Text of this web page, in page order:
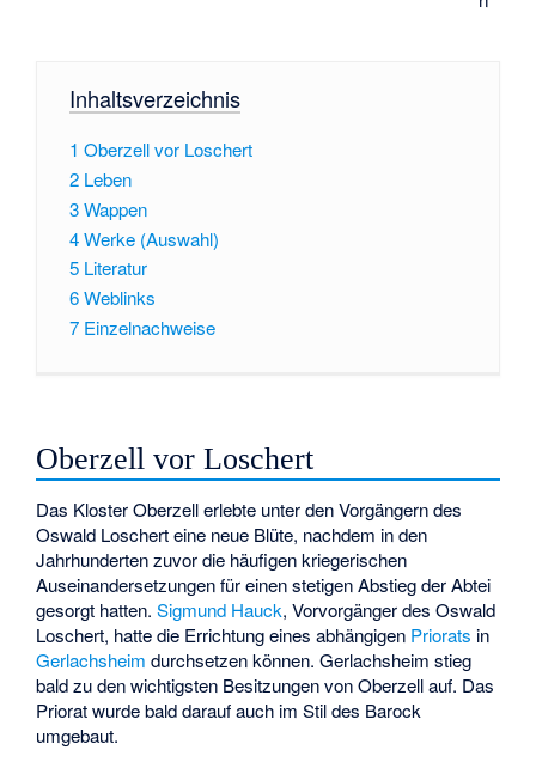
Inhaltsverzeichnis
1 Oberzell vor Loschert
2 Leben
3Wappen
4Werke (Auswahl)
5 Literatur
6Weblinks
7 Einzelnachweise
Oberzell vor Loschert
Das Kloster Oberzell erlebte unter den Vorgängern des
Oswald Loschert eine neue Blüte, nachdem in den
Jahrhunderten zuvor die häufigen kriegerischen
Auseinandersetzungen für einen stetigen Abstieg der Abtei
gesorgt hatten.Sigmund Hauck, Vorvorgänger des Oswald
Loschert, hatte die Errichtung eines abhängigen Priorats in
Gerlachsheim durchsetzen können. Gerlachsheim stieg
bald zu den wichtigsten Besitzungen von Oberzell auf. Das
Priorat wurde bald darauf auch im Stil des Barock
umgebaut.